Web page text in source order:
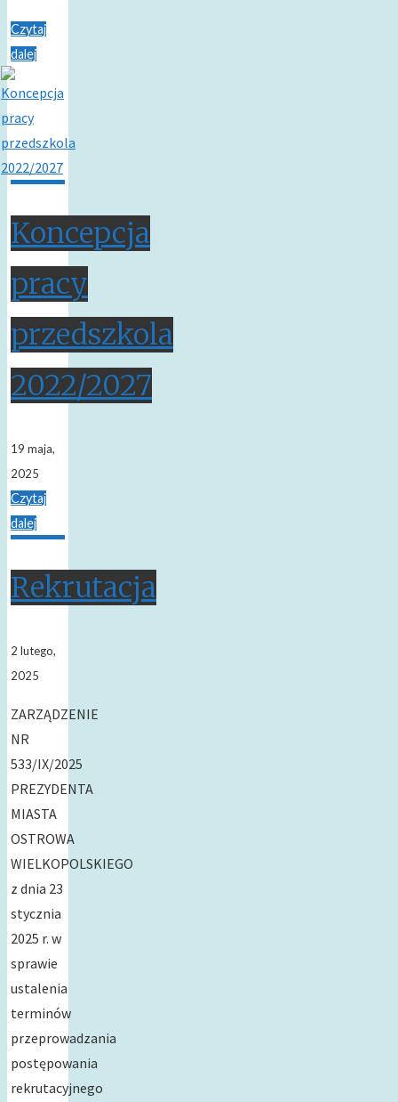
Czytaj
dalej
Koncepcja
pracy
przedszkola
2022/2027
19 maja,
2025
Czytaj
dalej
Rekrutacja
2 lutego,
2025
ZARZĄDZENIE
NR
533/IX/2025
PREZYDENTA
MIASTA
OSTROWA
WIELKOPOLSKIEGO
z dnia 23
stycznia
2025 r. w
sprawie
ustalenia
terminów
przeprowadzania
postępowania
rekrutacyjnego